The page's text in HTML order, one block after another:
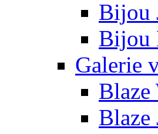
Bijou
Bijou
Galerie
Blaze
Blaze